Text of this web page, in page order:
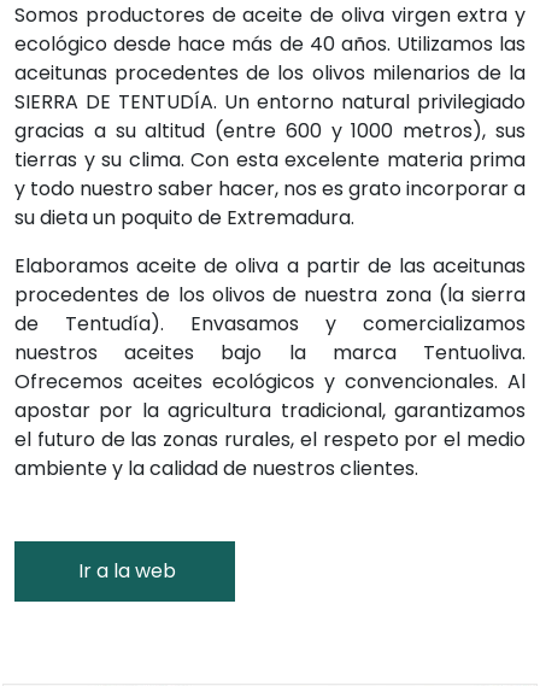
Somos productores de aceite de oliva virgen extra y
ecológico desde hace más de 40 años. Utilizamos las
aceitunas procedentes de los olivos milenarios de la
SIERRA DE TENTUDÍA. Un entorno natural privilegiado
gracias a su altitud (entre 600 y 1000 metros), sus
tierras y su clima. Con esta excelente materia prima
y todo nuestro saber hacer, nos es grato incorporar a
su dieta un poquito de Extremadura.
Elaboramos aceite de oliva a partir de las aceitunas
procedentes de los olivos de nuestra zona (la sierra
de Tentudía). Envasamos y comercializamos
nuestros aceites bajo la marca Tentuoliva.
Ofrecemos aceites ecológicos y convencionales. Al
apostar por la agricultura tradicional, garantizamos
el futuro de las zonas rurales, el respeto por el medio
ambiente y la calidad de nuestros clientes.
Ir a la web